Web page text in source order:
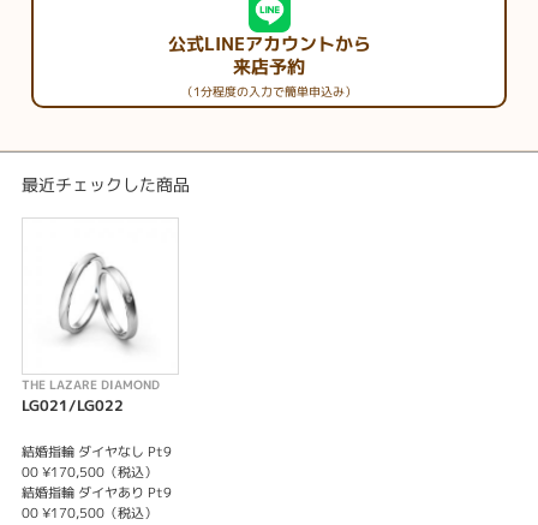
公式LINEアカウントから
来店予約
（1分程度の入力で簡単申込み）
最近チェックした商品
THE LAZARE DIAMOND
LG021/LG022
結婚指輪 ダイヤなし Pt9
00 ¥170,500（税込）
結婚指輪 ダイヤあり Pt9
00 ¥170,500（税込）